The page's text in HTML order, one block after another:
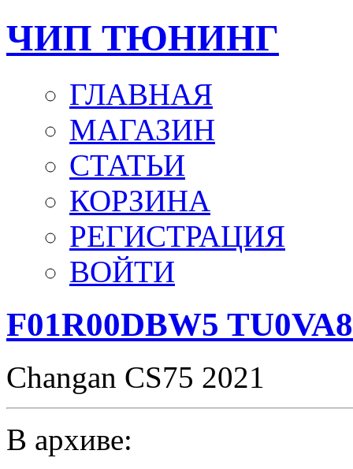
ЧИП ТЮНИНГ
ГЛАВНАЯ
МАГАЗИН
СТАТЬИ
КОРЗИНА
РЕГИСТРАЦИЯ
ВОЙТИ
F01R00DBW5
Changan CS75 2021
В архиве: